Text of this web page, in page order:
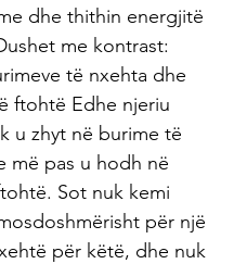
dhe thithin energjitë
me kontrast:
të nxehta dhe
ftohtë Edhe njeriu
u zhyt në burime të
më pas u hodh në
Sot nuk kemi
për një
për këtë, dhe nuk